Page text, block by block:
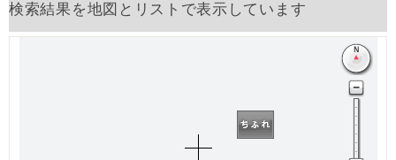
検索結果を地図とリストで表示しています